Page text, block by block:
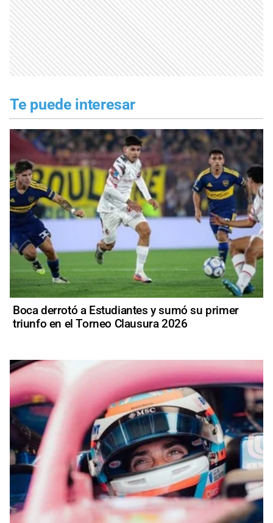
Te puede interesar
Boca derrotó a Estudiantes y sumó su primer
triunfo en el Torneo Clausura 2026